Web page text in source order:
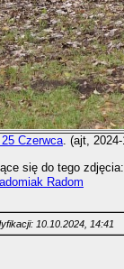
Czerwca. (ajt, 2024-
się do tego zdjęcia:
Radom
10.10.2024, 14:41